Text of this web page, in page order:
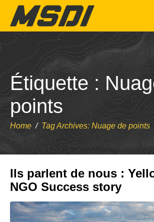
Étiquette :
points
Home Tag Archives: Nuage de points
Ils parlent de nous :
NGO Success story